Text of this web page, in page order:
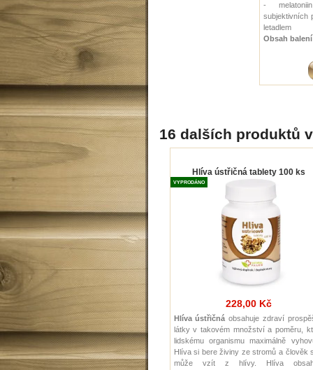
-
subjektivních
letadlem
Obsah
16 dalších produktů
Hlíva ústřičná tablety 100 ks
VYPRODÁNO
228,00 Kč
Hlíva ústřičná obsahuje zdraví
látky v takovém množství a poměru,
lidskému organismu maximálně
Hlíva si bere živiny ze stromů a člověk
může vzít z hlívy. Hlíva